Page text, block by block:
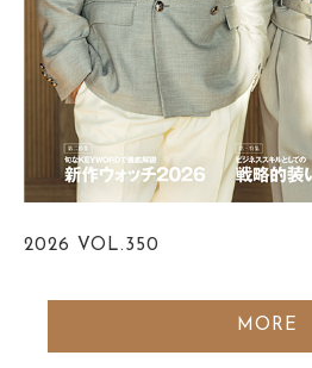
2026 VOL.350
MORE